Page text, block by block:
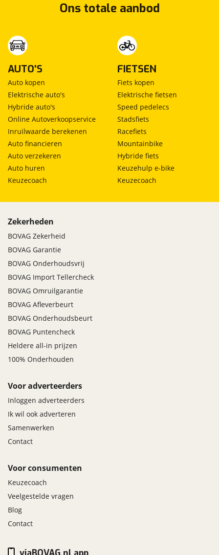
Ons totale aanbod
AUTO'S
Auto kopen
Elektrische auto's
Hybride auto's
Online Autoverkoopservice
Inruilwaarde berekenen
Auto financieren
Auto verzekeren
Auto huren
Keuzecoach
FIETSEN
Fiets kopen
Elektrische fietsen
Speed pedelecs
Stadsfiets
Racefiets
Mountainbike
Hybride fiets
Keuzehulp e-bike
Keuzecoach
Zekerheden
BOVAG Zekerheid
BOVAG Garantie
BOVAG Onderhoudsvrij
BOVAG Import Tellercheck
BOVAG Omruilgarantie
BOVAG Afleverbeurt
BOVAG Onderhoudsbeurt
BOVAG Puntencheck
Heldere all-in prijzen
100% Onderhouden
Voor adverteerders
Inloggen adverteerders
Ik wil ook adverteren
Samenwerken
Contact
Voor consumenten
Keuzecoach
Veelgestelde vragen
Blog
Contact